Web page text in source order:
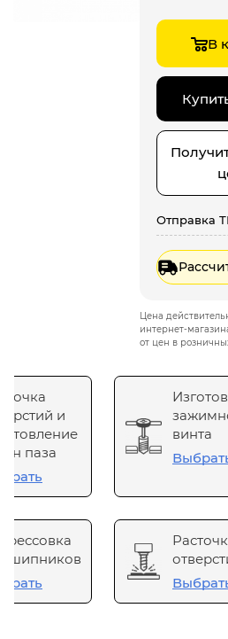
В
Отправка
Цена
интернет-
от цен в
и
паза
винта